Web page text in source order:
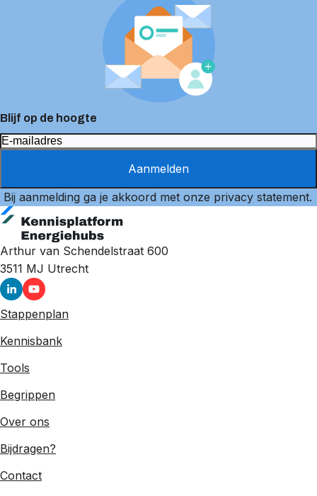
Blijf op de hoogte
Aanmelden
Bij aanmelding ga je akkoord met onze privacy statement.
Arthur van Schendelstraat 600
3511 MJ Utrecht
Stappenplan
Kennisbank
Tools
Begrippen
Over ons
Bijdragen?
Contact